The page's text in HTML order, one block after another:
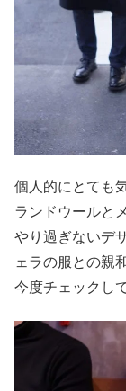
個人的にとても
ランドウールと
やり過ぎないデ
ェラの服との親
今度チェックし